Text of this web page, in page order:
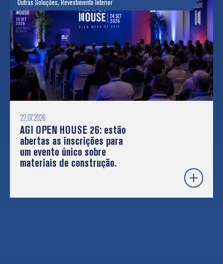
22.07.2026
AGI OPEN HOUSE 26: estão
abertas as inscrições para
um evento único sobre
materiais de construção.